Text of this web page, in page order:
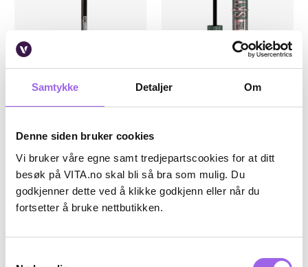
Samtykke Detaljer Om
Denne siden bruker cookies
Vi bruker våre egne samt tredjepartscookies for at ditt
besøk på VITA.no skal bli så bra som mulig. Du
godkjenner dette ved å klikke godkjenn eller når du
fortsetter å bruke nettbutikken.
Karakter:
4.4 av 5 mulige
Maybelline New York
Pencil
På lager på Vita.no
På lager i 113 butikker
129,-129 NOK
Maybelline New York
På lager på Vita.no
På lager i 110 butikker
189,-189 NOK